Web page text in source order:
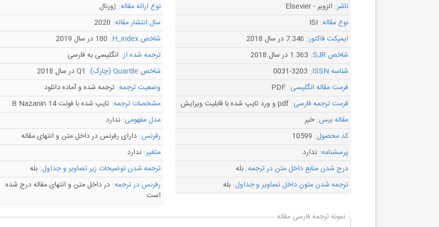
ناشر: الزویر - Elsevier نوع ارائه مقاله: ژورنال
نوع مقاله: ISI سال انتشار مقاله: 2020
ایمپکت فاکتور: 7.346 در سال 2018 شاخص H_index:
180 در سال 2019
شاخص SJR:
1.363 در سال 2018 ترجمه شده از: انگلیسی به فارسی
شناسه ISSN:
0031-3203 شاخص Quartile (چارک):
Q1 در سال 2018
فرمت مقاله انگلیسی: PDF وضعیت ترجمه: ترجمه شده و آماده دانلود
فرمت ترجمه فارسی: pdf و ورد تایپ شده با قابلیت ویرایش مشخصات ترجمه: تایپ شده با فونت B Nazanin 14
مقاله بیس: خیر مدل مفهومی: ندارد
کد محصول: 10599 رفرنس: دارای رفرنس در داخل متن و انتهای مقاله
پرسشنامه: ندارد متغیر: ندارد
درج شدن منابع داخل متن در ترجمه: بله ترجمه شدن توضیحات زیر تصاویر و جداول: بله
ترجمه شدن متون داخل تصاویر و جداول: بله رفرنس در ترجمه: در داخل متن و انتهای مقاله درج شده
است
نمونه ترجمه فارسی مقاله